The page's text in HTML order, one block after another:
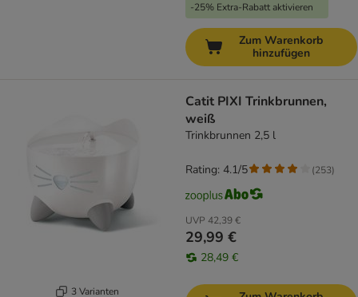
-25% Extra-Rabatt aktivieren
Zum Warenkorb
hinzufügen
3 Varianten
Catit PIXI Trinkbrunnen,
weiß
Trinkbrunnen 2,5 l
UVP 42,39 €
29,99 €
28,49 €
Rating: 4.1/5 (253)